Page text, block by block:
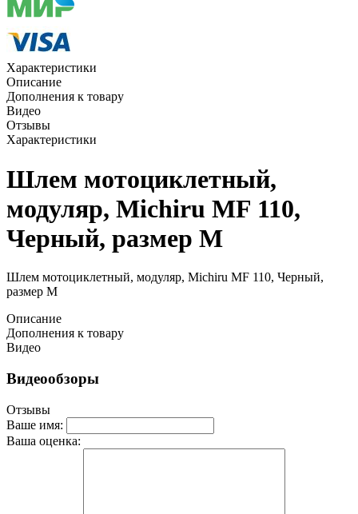
Характеристики
Описание
Дополнения к товару
Видео
Отзывы
Характеристики
Шлем мотоциклетный,
модуляр, Michiru MF 110,
Черный, размер M
Шлем мотоциклетный, модуляр, Michiru MF 110, Черный,
размер M
Описание
Дополнения к товару
Видео
Видеообзоры
Отзывы
Ваше имя:
Ваша оценка: